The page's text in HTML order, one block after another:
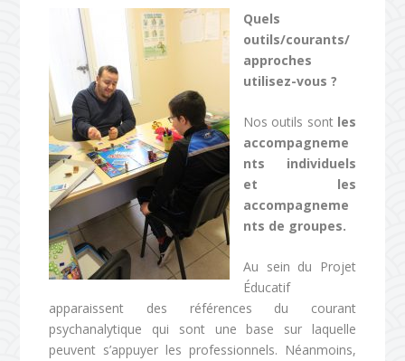
Quels
outils/courants/
approches
utilisez-vous ?
Nos outils sont les
accompagneme
nts individuels
et les
accompagneme
nts de groupes.
Au sein du Projet
Éducatif
apparaissent des références du courant
psychanalytique qui sont une base sur laquelle
peuvent s’appuyer les professionnels. Néanmoins,